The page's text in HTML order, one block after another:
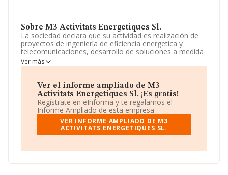
Sobre M3 Activitats Energetiques Sl.
La sociedad declara que su actividad es realización de
proyectos de ingeniería de eficiencia energetica y
telecomunicaciones, desarrollo de soluciones a medida
para eficiencia energetica en edificios, servicios
energeticos para instalaciones de ambito.. La empresa
4619 - 'Intermediarios del comercio de productos
diversos'. La compañía no tiene actividad en mercados
exteriores.
Teniendo en cuenta la información a disposición de
INFORMA, ha contado con un número de empleados
inferior a la media de sector.
Respecto a la posición de la empresa según los niveles
Ver más
Ver el informe ampliado de M3
Activitats Energetiques Sl. ¡Es gratis!
Regístrate en eInforma y te regalamos el
Informe Ampliado de esta empresa.
VER INFORME AMPLIADO DE M3
ACTIVITATS ENERGETIQUES SL.